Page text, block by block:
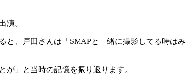
演。
、戸田さんは「SMAPと一緒に撮影してる時は
が」と当時の記憶を振り返ります。